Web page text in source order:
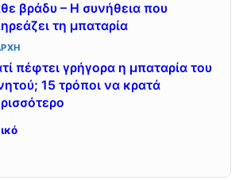
βράδυ – Η συνήθεια που
τη μπαταρία
πέφτει γρήγορα η μπαταρία του
15 τρόποι να κρατά